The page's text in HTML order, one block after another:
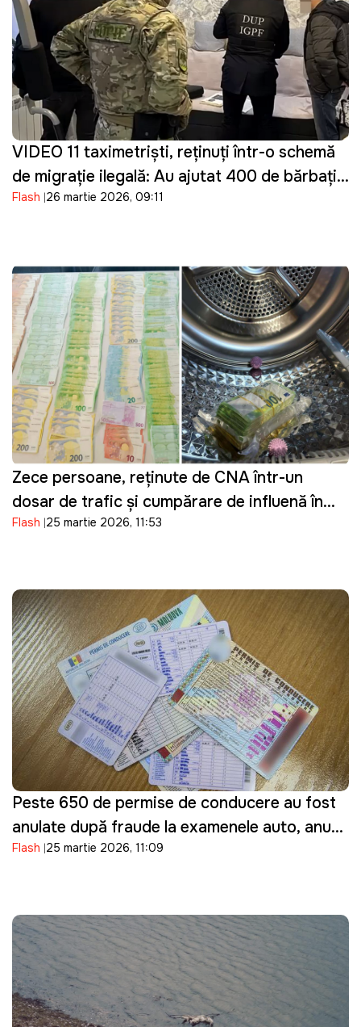
VIDEO 11 taximetriști, reținuți într-o schemă
de migrație ilegală: Au ajutat 400 de bărbați
din Ucraina să intre ilegal în Moldova
Flash 26 martie 2026, 09:11
Zece persoane, reținute de CNA într-un
dosar de trafic și cumpărare de influență în
domeniul transportului
Flash 25 martie 2026, 11:53
Peste 650 de permise de conducere au fost
anulate după fraude la examenele auto, anunţă
ASP
Flash 25 martie 2026, 11:09